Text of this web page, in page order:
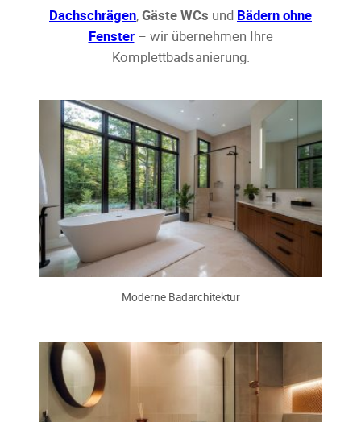
Dachschrägen,Gäste WCs und Bädern ohne
Fenster– wir übernehmen Ihre
Komplettbadsanierung.
Moderne Badarchitektur